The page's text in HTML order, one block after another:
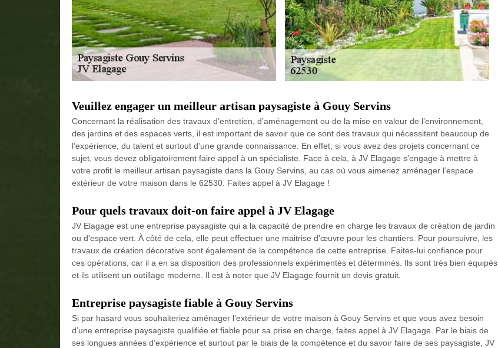
Veuillez engager un meilleur artisan paysagiste à Gouy Servins
Concernant la réalisation des travaux d’entretien, d’aménagement ou de la mise en valeur de l’environnement,
des jardins et des espaces verts, il est important de savoir que ce sont des travaux qui nécessitent beaucoup de
l’expérience, du talent et surtout d’une grande connaissance. En effet, si vous avez des projets concernant ce
sujet, vous devez obligatoirement faire appel à un spécialiste. Face à cela, à JV Elagage s’engage à mettre à
votre profit le meilleur artisan paysagiste dans la Gouy Servins, au cas où vous aimeriez aménager l’espace
extérieur de votre maison dans le 62530. Faites appel à JV Elagage !
Pour quels travaux doit-on faire appel à JV Elagage
JV Elagage est une entreprise paysagiste qui a la capacité de prendre en charge les travaux de création de jardin
ou d'espace vert. À côté de cela, elle peut effectuer une maitrise d'œuvre pour les chantiers. Pour poursuivre, les
travaux de création décorative sont également de la compétence de cette entreprise. Faites-lui confiance pour
ces opérations, car il a en sa disposition des professionnels expérimentés et déterminés. Ils sont très bien équipés
et ils utilisent un outillage moderne. Il est à noter que JV Elagage fournit un devis gratuit.
Entreprise paysagiste fiable à Gouy Servins
Si par hasard vous souhaiteriez aménager l’extérieur de votre maison à Gouy Servins et que vous avez besoin
d’une entreprise paysagiste qualifiée et fiable pour sa prise en charge, faites appel à JV Elagage. Par le biais de
ses longues années d’expérience et surtout par le biais de la compétence et du savoir faire de ses paysagiste, JV